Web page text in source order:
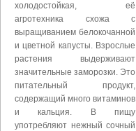
холодостойкая, её
агротехника схожа с
выращиванием белокочанной
и цветной капусты. Взрослые
растения выдерживают
значительные заморозки. Это
питательный продукт,
содержащий много витаминов
и кальция. В пищу
употребляют нежный сочный